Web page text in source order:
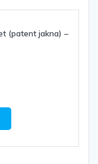
(patent jakna) –
Ta
ima
več